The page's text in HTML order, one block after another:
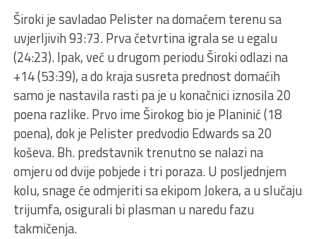
Široki je savladao Pelister na domaćem terenu sa
uvjerljivih 93:73. Prva četvrtina igrala se u egalu
(24:23). Ipak, već u drugom periodu Široki odlazi na
+14 (53:39), a do kraja susreta prednost domaćih
samo je nastavila rasti pa je u konačnici iznosila 20
poena razlike. Prvo ime Širokog bio je Planinić (18
poena), dok je Pelister predvodio Edwards sa 20
koševa. Bh. predstavnik trenutno se nalazi na
omjeru od dvije pobjede i tri poraza. U posljednjem
kolu, snage će odmjeriti sa ekipom Jokera, a u slučaju
trijumfa, osigurali bi plasman u naredu fazu
takmičenja.